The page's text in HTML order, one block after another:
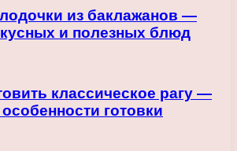
из баклажанов —
и полезных блюд
классическое рагу —
готовки